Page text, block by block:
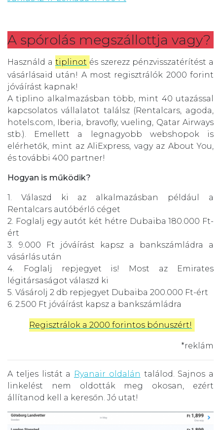
A spórolás megszállottja vagy?
Használd a tiplinot és szerezz pénzvisszatérítést a
vásárlásaid után! A most regisztrálók 2000 forint
jóváírást kapnak!
A tiplino alkalmazásban több, mint 40 utazással
kapcsolatos vállalatot találsz (Rentalcars, agoda,
hotels.com, Iberia, bravofly, vueling, Qatar Airways
stb.). Emellett a legnagyobb webshopok is
elérhetők, mint az AliExpress, vagy az About You,
és további 400 partner!
Hogyan is működik?
1. Válaszd ki az alkalmazásban például a
Rentalcars autóbérlő céget
2. Foglalj egy autót két hétre Dubaiba 180.000 Ft-
ért
3. 9.000 Ft jóváírást kapsz a bankszámládra a
vásárlás után
4. Foglalj repjegyet is! Most az Emirates
légitársaságot válaszd ki
5. Vásárolj 2 db repjegyet Dubaiba 200.000 Ft-ért
6. 2.500 Ft jóváírást kapsz a bankszámládra
Regisztrálok a 2000 forintos bónuszért!
*reklám
A teljes listát a Ryanair oldalán találod. Sajnos a
linkelést nem oldották meg okosan, ezért
állítanod kell a keresőn. Jó utat!